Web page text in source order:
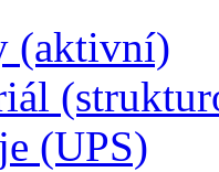
(aktivní)
(UPS)